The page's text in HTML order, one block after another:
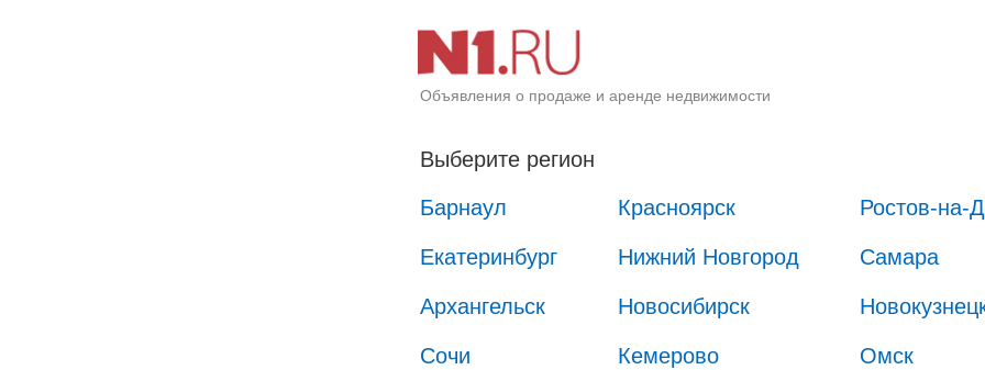
Объявления о продаже и аренде недвижимости
Выберите регион
Барнаул
Красноярск Ростов-на-
Екатеринбург Нижний Новгород Самара
Архангельск Новосибирск
Сочи Кемерово Омск